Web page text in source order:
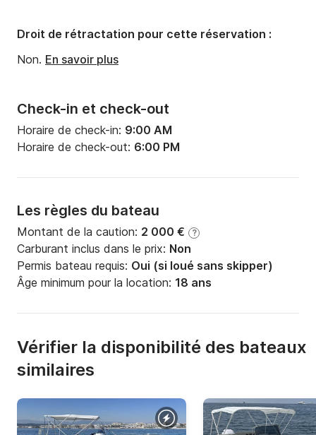
Check-in et check-out
Horaire de check-in: 9:00 AM
Horaire de check-out: 6:00 PM
Les règles du bateau
Montant de la caution: 2 000 € ?
Carburant inclus dans le prix: Non
Permis bateau requis: Oui (si loué sans skipper)
Âge minimum pour la location: 18 ans
Droit de rétractation pour cette réservation :
Non. En savoir plus
Vérifier la disponibilité des bateaux
similaires